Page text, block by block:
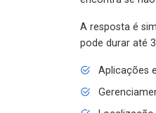
A resposta é
pode durar até
Aplicações
Localização